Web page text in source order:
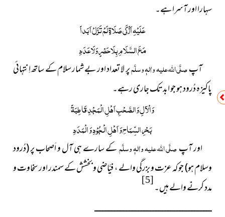
سہارا اور آسرا ہے۔
عَلَیْہِ اَزْکَی صَلَاۃٍ لَمْ تَزَلْ اَبَداً
مَعَ السَّلَامِ بِلَا حَصْرٍ وَلَا عَدَدِ
آپصلَّی اللہ علیہ واٰلہٖ وسلَّمپر لا تعداد اور بے شمار سلام کے ساتھ اِنتہائی
پاکیزہ دُرود ہو جو ابد تک جاری رہے۔
وَالْآلِ وَالصَّحْبِ اَھْلِ الْمَجْدِ قَاطِبَۃً
بَحْرِ السِّمَاحِ وَ اَھْلِ الْجُوْدِ وَ الْمَدَدِ
اور آپصلَّی اللہ علیہ واٰلہٖ وسلَّمکے سارے ہی آل و اَصحاب پر(دُرود
وسلام ہو)جو کہ عزت و بزرگی والے ، فیَّاضی و بخشش کے سمندر اور سخاوت و
مدد کرنے والے ہیں۔[5]
ــــــــــــــــــــــــــــــــــــــــــــــــــــــــــــــــــــــــــــــ